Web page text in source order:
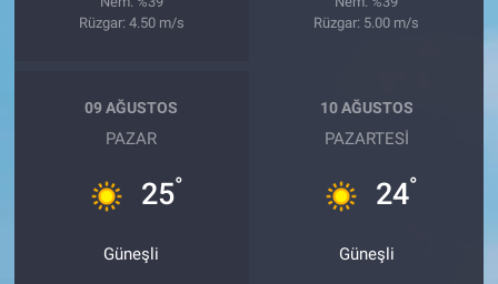
Rüzgar: 4.50 m/s
Rüzgar: 5.00 m/s
09 AĞUSTOS
PAZAR
25°
Güneşli
10 AĞUSTOS
PAZARTESI
24°
Güneşli